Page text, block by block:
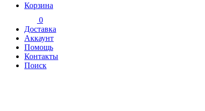
Корзина
0
Доставка
Аккаунт
Помощь
Контакты
Поиск